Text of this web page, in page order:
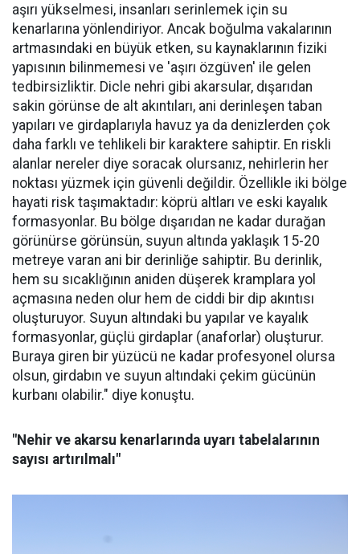
aşırı yükselmesi, insanları serinlemek için su
kenarlarına yönlendiriyor. Ancak boğulma vakalarının
artmasındaki en büyük etken, su kaynaklarının fiziki
yapısının bilinmemesi ve 'aşırı özgüven' ile gelen
tedbirsizliktir. Dicle nehri gibi akarsular, dışarıdan
sakin görünse de alt akıntıları, ani derinleşen taban
yapıları ve girdaplarıyla havuz ya da denizlerden çok
daha farklı ve tehlikeli bir karaktere sahiptir. En riskli
alanlar nereler diye soracak olursanız, nehirlerin her
noktası yüzmek için güvenli değildir. Özellikle iki bölge
hayati risk taşımaktadır: köprü altları ve eski kayalık
formasyonlar. Bu bölge dışarıdan ne kadar durağan
görünürse görünsün, suyun altında yaklaşık 15-20
metreye varan ani bir derinliğe sahiptir. Bu derinlik,
hem su sıcaklığının aniden düşerek kramplara yol
açmasına neden olur hem de ciddi bir dip akıntısı
oluşturuyor. Suyun altındaki bu yapılar ve kayalık
formasyonlar, güçlü girdaplar (anaforlar) oluşturur.
Buraya giren bir yüzücü ne kadar profesyonel olursa
olsun, girdabın ve suyun altındaki çekim gücünün
kurbanı olabilir." diye konuştu.
"Nehir ve akarsu kenarlarında uyarı tabelalarının
sayısı artırılmalı"